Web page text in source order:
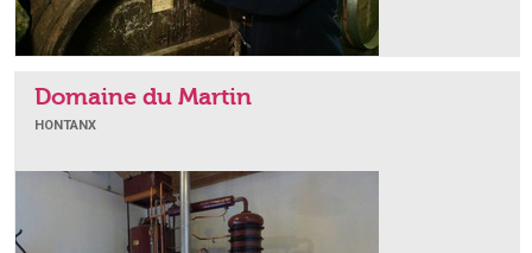
Domaine du Martin
HONTANX